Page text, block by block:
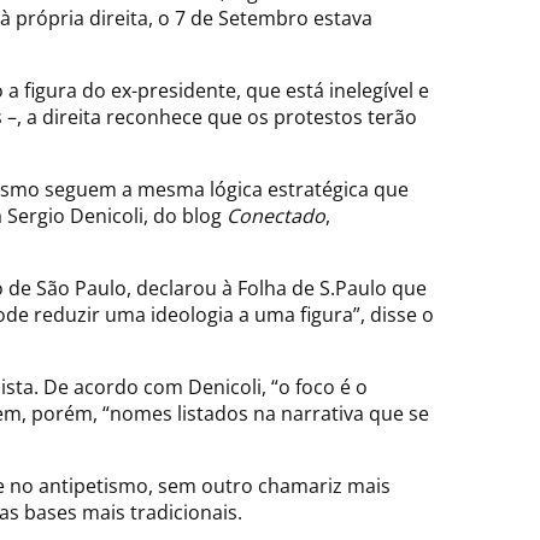
própria direita, o 7 de Setembro estava
figura do ex-presidente, que está inelegível e
a direita reconhece que os protestos terão
seguem a mesma lógica estratégica que
Denicoli, do blog Conectado,
São Paulo, declarou à Folha de S.Paulo que
reduzir uma ideologia a uma figura”, disse o
De acordo com Denicoli, “o foco é o
porém, “nomes listados na narrativa que se
antipetismo, sem outro chamariz mais
bases mais tradicionais.